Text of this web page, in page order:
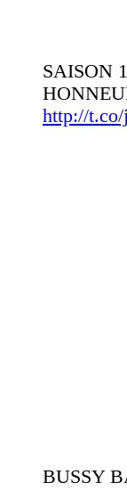
SAISON
http://
BUSSY